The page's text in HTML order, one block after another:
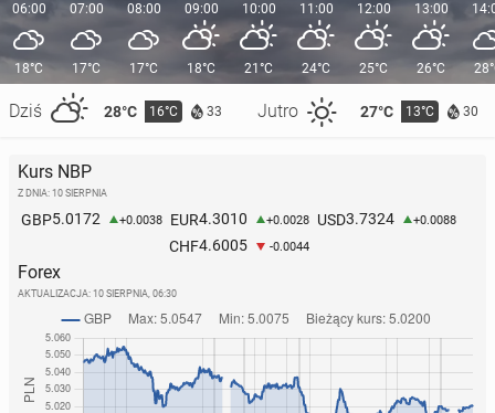
ro­do­wym Stelvio
28 grudnia 2025, 09:00
W Por­tu­ga­lii zna­le­zio­no ska­mie­li­ny kości zwie­rząt
sprzed 10 mln lat
27 marca, 09:00
06:00
18°C
Dziś 28°C 16°C 33 Jutro 27°C 13°C 30
07:00
17°C
08:00
17°C
09:00
18°C
10:00
21°C
11:00
24°C
12:00
25°C
13:00
26°C
Kurs NBP
Z DNIA: 10 SIERPNIA
GBP5.0172 +0.0038 EUR4.3010 +0.0028 USD3.7324 +0.0088
CHF4.6005 -0.0044
Forex
AKTUALIZACJA: 10 SIERPNIA, 06:30